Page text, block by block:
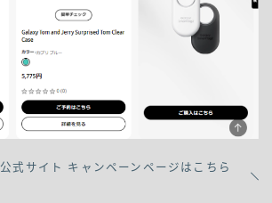
公式サイト キャンペーンページはこちら